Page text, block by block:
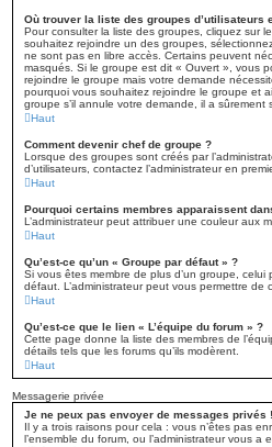
Où trouver la liste des groupes d’utilisateurs
Pour consulter la liste des groupes, cliquez sur
souhaitez rejoindre un des groupes,
ne sont pas en libre accès. Certains peuvent
masqués. Si le groupe est dit « Ouvert », vous
rejoindre le groupe mais votre demande
pourquoi vous souhaitez rejoindre le groupe et
groupe s’il annule votre demande, il a sûrement
Haut
Comment devenir chef de groupe ?
Lorsque des groupes sont créés par
d’utilisateurs, contactez l’administrateur en
Haut
Pourquoi certains membres apparaissent
L’administrateur peut attribuer une couleur aux
Haut
Qu’est-ce qu’un « Groupe par défaut » ?
Si vous êtes membre de plus d’un groupe,
défaut. L’administrateur peut vous permettre
Haut
Qu’est-ce que le lien « L’équipe du forum » ?
Cette page donne la liste des membres de
détails tels que les forums qu’ils modèrent.
Haut
Messagerie privée
Je ne peux pas envoyer de messages privés !
Il y a trois raisons pour cela : vous n’êtes pas
l’ensemble du forum, ou l’administrateur vous a